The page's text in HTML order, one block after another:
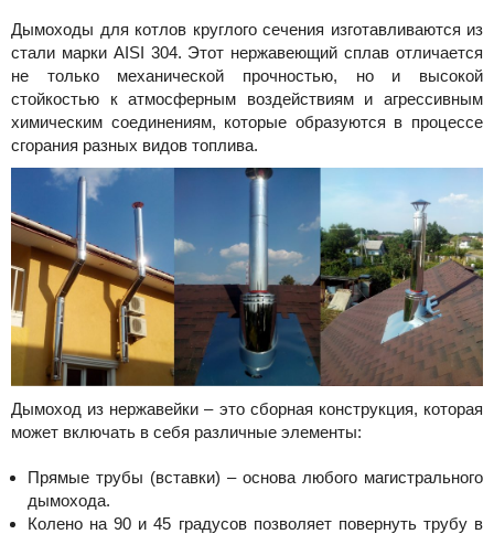
Дымоходы для котлов круглого сечения изготавливаются из
стали марки AISI 304. Этот нержавеющий сплав отличается
не только механической прочностью, но и высокой
стойкостью к атмосферным воздействиям и агрессивным
химическим соединениям, которые образуются в процессе
сгорания разных видов топлива.
Дымоход из нержавейки – это сборная конструкция, которая
может включать в себя различные элементы:
Прямые трубы (вставки) – основа любого магистрального
дымохода.
Колено на 90 и 45 градусов позволяет повернуть трубу в